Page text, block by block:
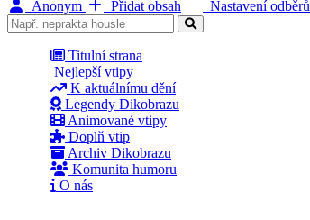
Anonym Přidat obsah Nastavení odběrů
Titulní strana
Nejlepší vtipy
K aktuálnímu dění
Legendy Dikobrazu
Animované vtipy
Doplň vtip
Archiv Dikobrazu
Komunita humoru
O nás